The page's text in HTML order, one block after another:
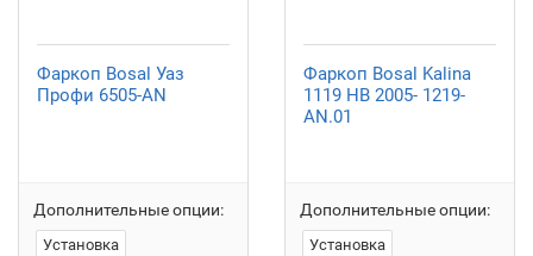
Фаркоп Bosal Уаз
Профи 6505-AN
Дополнительные опции:
Установка
Фаркоп Bosal Kalina
1119 HB 2005- 1219-
AN.01
Дополнительные опции:
Установка